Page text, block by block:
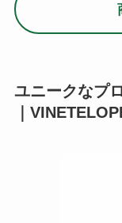
ユニークなプ
｜